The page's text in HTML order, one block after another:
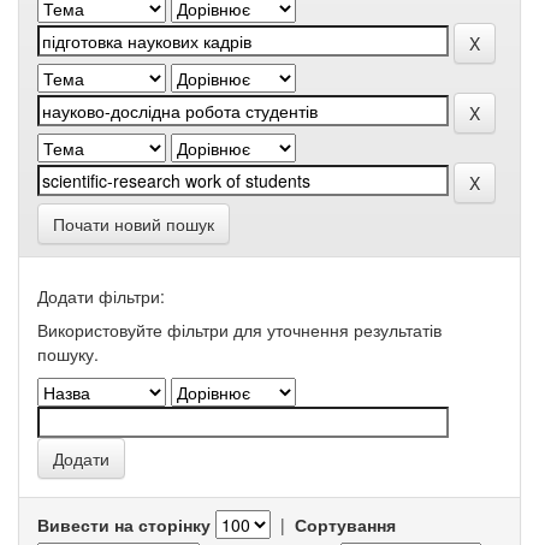
Почати новий пошук
Додати фільтри:
Використовуйте фільтри для уточнення результатів
пошуку.
Вивести на сторінку | Сортування